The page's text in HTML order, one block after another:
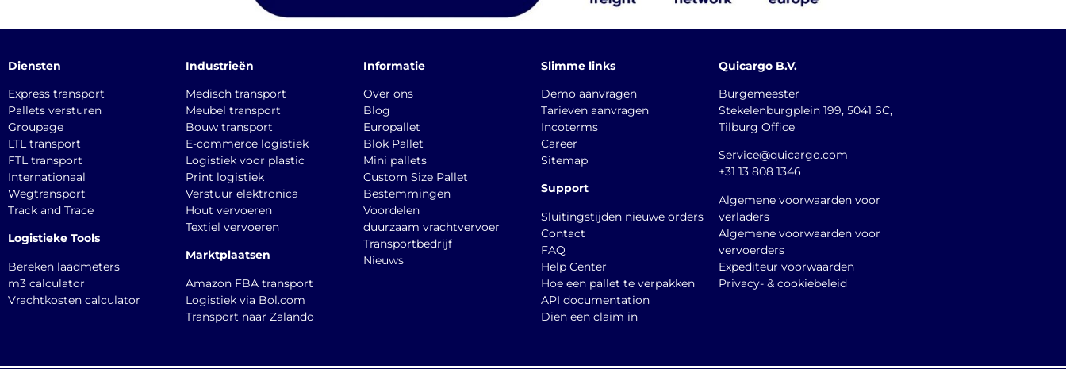
Diensten
Express transport
Pallets versturen
Groupage
LTL transport
FTL transport
Internationaal
Wegtransport
Track and Trace
Logistieke Tools
Bereken laadmeters
m3 calculator
Vrachtkosten calculator
Industrieën
Medisch transport
Meubel transport
Bouw transport
E-commerce logistiek
Logistiek voor plastic
Print logistiek
Verstuur elektronica
Hout vervoeren
Textiel vervoeren
Marktplaatsen
Amazon FBA transport
Logistiek via Bol.com
Transport naar Zalando
Informatie
Over ons
Blog
Europallet
Blok Pallet
Mini pallets
Custom Size Pallet
Bestemmingen
Voordelen
duurzaam vrachtvervoer
Transportbedrijf
Nieuws
Slimme links
Demo aanvragen
Tarieven aanvragen
Incoterms
Career
Sitemap
Support
Sluitingstijden nieuwe orders
Contact
FAQ
Help Center
Hoe een pallet te verpakken
API documentation
Dien een claim in
Quicargo B.V.
Burgemeester
Stekelenburgplein 199, 5041 SC,
Tilburg Office
Service@quicargo.com
+31 13 808 1346
Algemene voorwaarden voor
verladers
Algemene voorwaarden voor
vervoerders
Expediteur voorwaarden
Privacy- & cookiebeleid